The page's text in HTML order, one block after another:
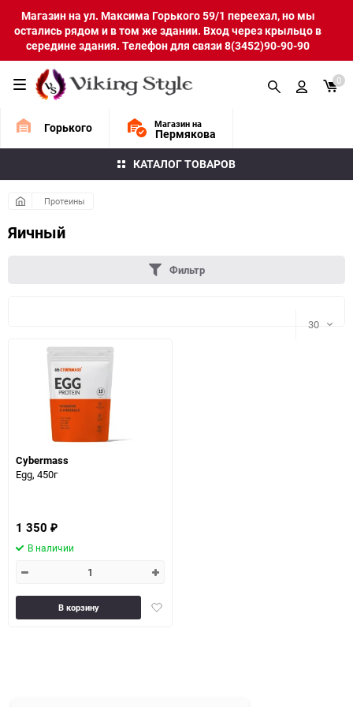
Магазин на ул. Максима Горького 59/1 переехал, но мы
остались рядом и в том же здании. Вход через крыльцо в
середине здания. Телефон для связи 8(3452)90-90-90
Горького Магазин на
Пермякова
КАТАЛОГ ТОВАРОВ
0
Протеины
Яичный
Фильтр
30
Cybermass
Egg, 450г
1 350 ₽
В наличии
Добавить
В корзину